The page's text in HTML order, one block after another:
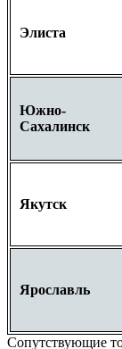
Элиста
Южно-
Сахалинск
Якутск
Ярославль
Сопутствующие